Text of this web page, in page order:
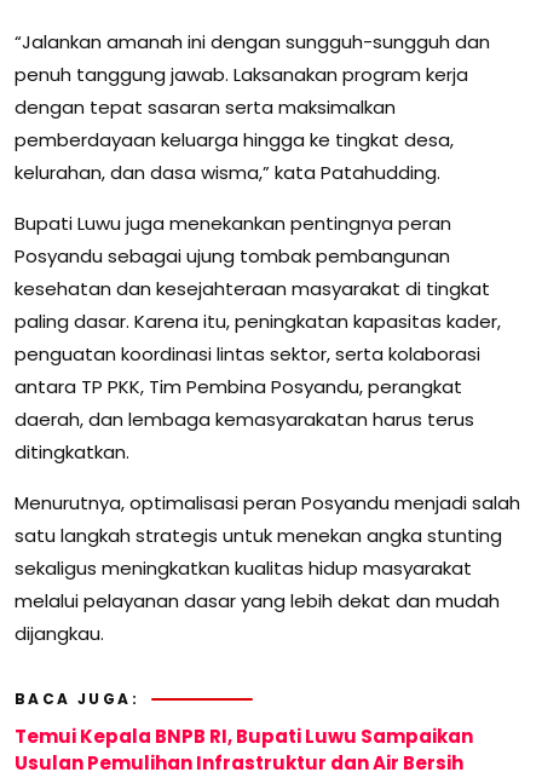
“Jalankan amanah ini dengan sungguh-sungguh dan
penuh tanggung jawab. Laksanakan program kerja
dengan tepat sasaran serta maksimalkan
pemberdayaan keluarga hingga ke tingkat desa,
kelurahan, dan dasa wisma,” kata Patahudding.
Bupati Luwu juga menekankan pentingnya peran
Posyandu sebagai ujung tombak pembangunan
kesehatan dan kesejahteraan masyarakat di tingkat
paling dasar. Karena itu, peningkatan kapasitas kader,
penguatan koordinasi lintas sektor, serta kolaborasi
antara TP PKK, Tim Pembina Posyandu, perangkat
daerah, dan lembaga kemasyarakatan harus terus
ditingkatkan.
Menurutnya, optimalisasi peran Posyandu menjadi salah
satu langkah strategis untuk menekan angka stunting
sekaligus meningkatkan kualitas hidup masyarakat
melalui pelayanan dasar yang lebih dekat dan mudah
dijangkau.
BACA JUGA:
Temui Kepala BNPB RI, Bupati Luwu Sampaikan
Usulan Pemulihan Infrastruktur dan Air Bersih